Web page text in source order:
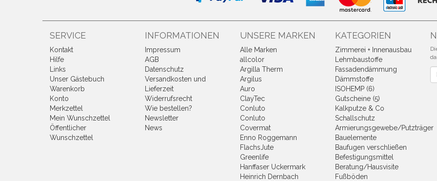
SERVICE
Kontakt
Hilfe
Links
Unser Gästebuch
Warenkorb
Konto
Merkzettel
Mein Wunschzettel
Öffentlicher
Wunschzettel
INFORMATIONEN
Impressum
AGB
Datenschutz
Versandkosten und
Lieferzeit
Widerrufsrecht
Wie bestellen?
Newsletter
News
UNSERE MARKEN
Alle Marken
allcolor
Argilla Therm
Argilus
Auro
ClayTec
Conluto
Conluto
Covermat
Enno Roggemann
FlachsJute
Greenlife
Hanffaser Uckermark
Heinrich Dernbach
KATEGORIEN
Zimmerei + Innenausbau
Lehmbaustoffe
Fassadendämmung
Dämmstoffe
ISOHEMP (6)
Gutscheine (5)
Kalkputze & Co
Schallschutz
Armierungsgewebe/Putzträger
Bauelemente
Baufugen verschließen
Befestigungsmittel
Beratung/Hausvisite
Fußböden